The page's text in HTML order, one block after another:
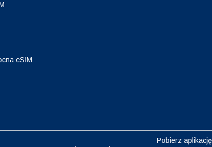
eSIM
Pobierz aplikację